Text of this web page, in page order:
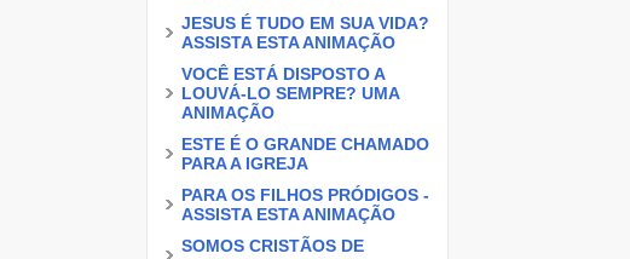
JESUS É TUDO EM SUA VIDA?
ASSISTA ESTA ANIMAÇÃO
VOCÊ ESTÁ DISPOSTO A
LOUVÁ-LO SEMPRE? UMA
ANIMAÇÃO
ESTE É O GRANDE CHAMADO
PARA A IGREJA
PARA OS FILHOS PRÓDIGOS -
ASSISTA ESTA ANIMAÇÃO
SOMOS CRISTÃOS DE